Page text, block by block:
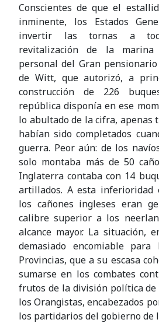
Conscientes de que el
inminente, los Estados
invertir las tornas a
revitalización de la
personal del Gran
de Witt, que autorizó, a
construcción de 226
república disponía en ese
lo abultado de la cifra, apenas
habían sido completados
guerra. Peor aún: de los
solo montaba más de 50
Inglaterra contaba con 14
artillados. A esta inferioridad
los cañones ingleses eran
calibre superior a los
alcance mayor. La situación,
demasiado encomiable
Provincias, que a su escasa
sumarse en los combates
frutos de la división política
los Orangistas, encabezados
los partidarios del gobierno de